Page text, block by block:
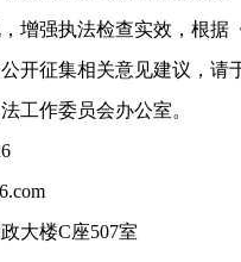
增强执法检查实效，根
开征集相关意见建议，请
工作委员会办公室。
大楼C座507室